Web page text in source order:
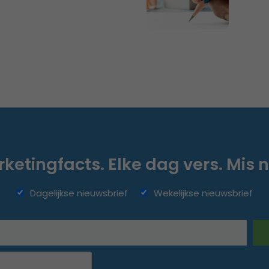
Elke dag vers. Mis
Dagelijkse nieuwsbrief Wekelijkse nieuwsbrief